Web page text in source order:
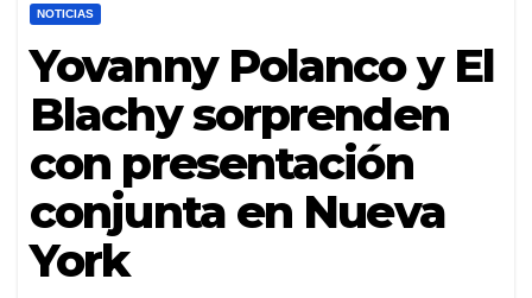
NOTICIAS
Yovanny Polanco y El
Blachy sorprenden
con presentación
conjunta en Nueva
York